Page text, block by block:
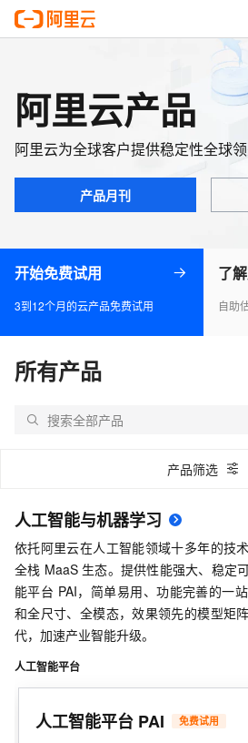
阿里云产品
阿里云为全球客户提供稳定性全球
产品月刊
开始免费试用
3到12个月的云产品免费试用
了
自助
所有产品
产品筛选
人工智能与机器学习
依托阿里云在人工智能领域十多年的技
全栈 MaaS 生态。提供性能强大、稳定
能平台 PAI，简单易用、功能完善的一
和全尺寸、全模态，效果领先的模型矩
代，加速产业智能升级。
人工智能平台
人工智能平台 PAI 免费试用